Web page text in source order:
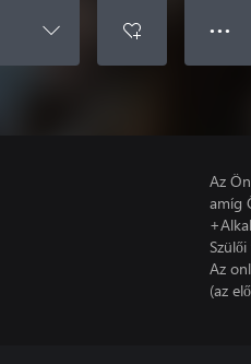
● ● ●
Az
amíg
Az
(az